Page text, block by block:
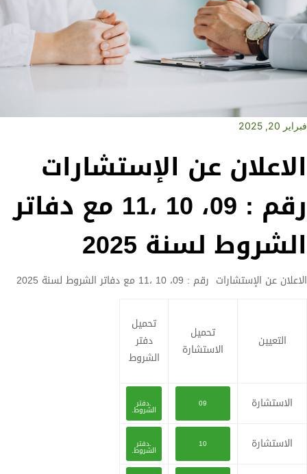
فبراير 20, 2025
الاعلان عن الإستشارات
رقم : 09، 10 ،11 مع دفاتر
الشروط لسنة 2025
الاعلان عن الإستشارات رقم : 09، 10 ،11 مع دفاتر الشروط لسنة 2025
التعيين
تحميل
الاستشارة
تحميل
دفتر
الشروط
الاستشارة 09 .دفتر
الشروط.
الاستشارة 10 .دفتر
الشروط.